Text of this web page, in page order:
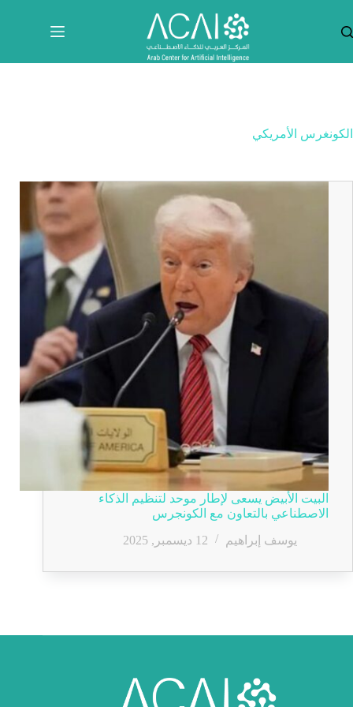
المحتوى
الكونغرس الأمريكي
البيت الأبيض يسعى لإطار موحد لتنظيم الذكاء
الاصطناعي بالتعاون مع الكونجرس
يوسف إبراهيم
12 ديسمبر, 2025